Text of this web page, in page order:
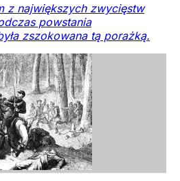
z największych zwycięstw
powstania
zszokowana tą porażką.